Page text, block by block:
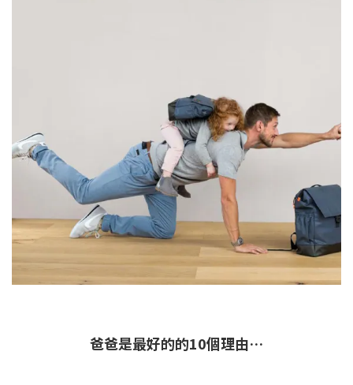
爸爸是最好的的10個理由…